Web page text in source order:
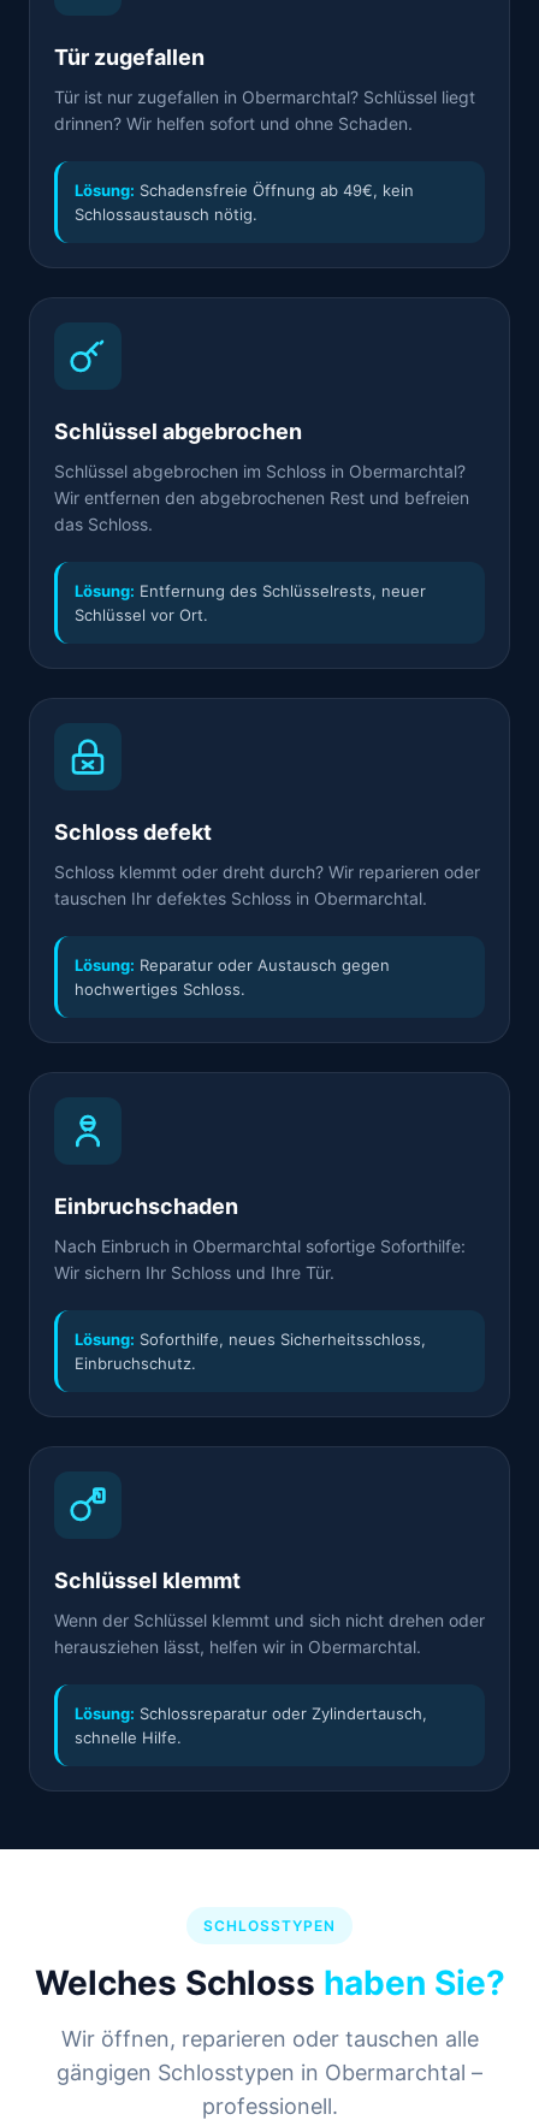
Tür zugefallen
Tür ist nur zugefallen in Obermarchtal? Schlüssel liegt
drinnen? Wir helfen sofort und ohne Schaden.
Lösung: Schadensfreie Öffnung ab 49€, kein
Schlossaustausch nötig.
Schlüssel abgebrochen
Schlüssel abgebrochen im Schloss in Obermarchtal?
Wir entfernen den abgebrochenen Rest und befreien
das Schloss.
Lösung: Entfernung des Schlüsselrests, neuer
Schlüssel vor Ort.
Schloss defekt
Schloss klemmt oder dreht durch? Wir reparieren oder
tauschen Ihr defektes Schloss in Obermarchtal.
Lösung: Reparatur oder Austausch gegen
hochwertiges Schloss.
Einbruchschaden
Nach Einbruch in Obermarchtal sofortige Soforthilfe:
Wir sichern Ihr Schloss und Ihre Tür.
Lösung: Soforthilfe, neues Sicherheitsschloss,
Einbruchschutz.
Schlüssel klemmt
Wenn der Schlüssel klemmt und sich nicht drehen oder
herausziehen lässt, helfen wir in Obermarchtal.
Lösung: Schlossreparatur oder Zylindertausch,
schnelle Hilfe.
SCHLOSSTYPEN
Welches Schloss haben Sie?
Wir öffnen, reparieren oder tauschen alle
gängigen Schlosstypen in Obermarchtal –
professionell.